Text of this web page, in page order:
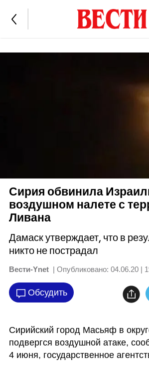
Сирия обвинила
воздушном налете с
Ливана
Дамаск утверждает, что в
никто не пострадал
Вести-Ynet | Опубликовано: 04.06.20 |
Обсудить
Сирийский город Масьяф в
подвергся воздушной атаке,
4 июня, государственное